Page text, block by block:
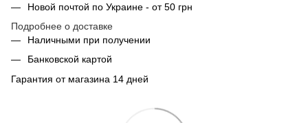
Новой почтой по Украине - от 50 грн
Подробнее о доставке
Наличными при получении
Банковской картой
Гарантия от магазина 14 дней